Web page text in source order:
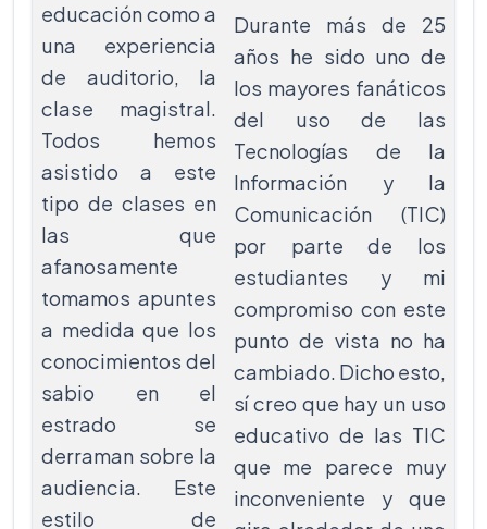
educación como a
una experiencia
de auditorio, la
clase magistral.
Todos hemos
asistido a este
tipo de clases en
las que
afanosamente
tomamos apuntes
a medida que los
conocimientos del
sabio en el
estrado se
derraman sobre la
audiencia. Este
estilo de
Durante más de 25
años he sido uno de
los mayores fanáticos
del uso de las
Tecnologías de la
Información y la
Comunicación (TIC)
por parte de los
estudiantes y mi
compromiso con este
punto de vista no ha
cambiado. Dicho esto,
sí creo que hay un uso
educativo de las TIC
que me parece muy
inconveniente y que